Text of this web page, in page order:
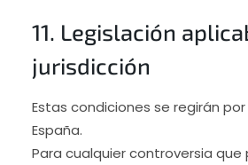
11. Legislación
jurisdicción
Estas condiciones se regirán
España.
Para cualquier controversia que